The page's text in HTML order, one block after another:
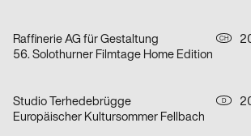
Raffinerie AG für Gestaltung CH
56. Solothurner Filmtage Home Edition
Studio Terhedebrügge D
Europäischer Kultursommer Fellbach